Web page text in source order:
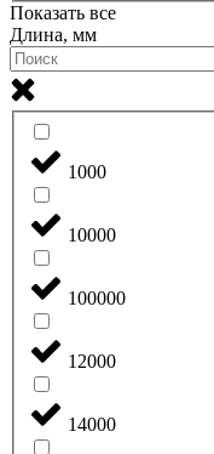
Показать все
Длина, мм
1000
10000
100000
12000
14000